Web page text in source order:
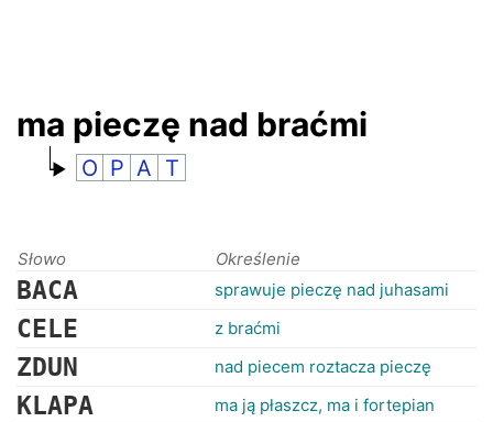
ma pieczę nad braćmi
O P A T
Słowo Określenie
BACA sprawuje pieczę nad juhasami
CELE z braćmi
ZDUN nad piecem roztacza pieczę
KLAPA ma ją płaszcz, ma i fortepian